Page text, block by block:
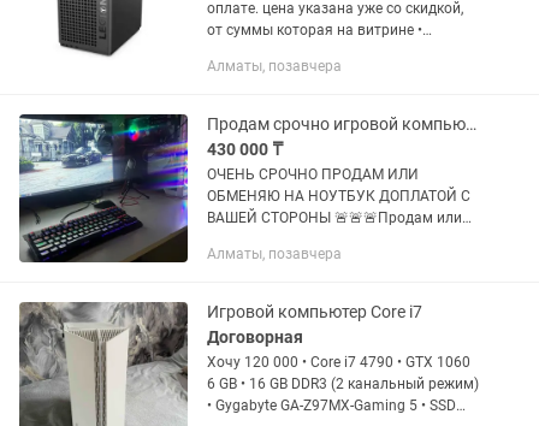
оплате. цена указана уже со скидкой,
от суммы которая на витрине •
Kaspi | Рассрочка Kaspi | Jusan | Halyk |
Алматы, позавчера
Продам срочно игровой компьютер
430 000 ₸
ОЧЕНЬ СРОЧНО ПРОДАМ ИЛИ
ОБМЕНЯЮ НА НОУТБУК ДОПЛАТОЙ С
ВАШЕЙ СТОРОНЫ 🚨🚨🚨Продам или
💻 Характеристики: 🔥 Intel Core i5-
🔥 16 ГБ...
Алматы, позавчера
Игровой компьютер Core i7
Договорная
Хочу 120 000 • Core i7 4790 • GTX 1060
6 GB • 16 GB DDR3 (2 канальный режим)
• Gygabyte GA-Z97MX-Gaming 5 • SSD